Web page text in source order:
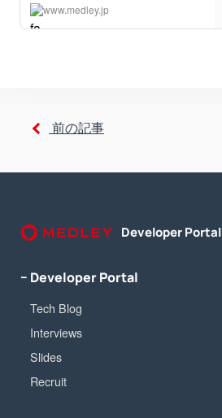
www.medley.jp
前の記事
Developer Portal
− Developer Portal
Tech Blog
Interviews
Slides
Recruit